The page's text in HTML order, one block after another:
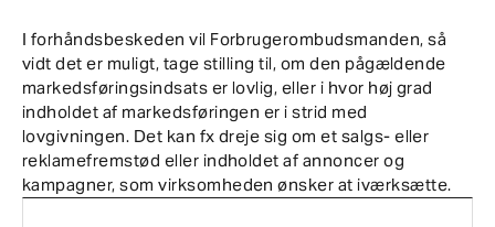
I forhåndsbeskeden vil Forbrugerombudsmanden, så
vidt det er muligt, tage stilling til, om den pågældende
markedsføringsindsats er lovlig, eller i hvor høj grad
indholdet af markedsføringen er i strid med
lovgivningen. Det kan fx dreje sig om et salgs- eller
reklamefremstød eller indholdet af annoncer og
kampagner, som virksomheden ønsker at iværksætte.